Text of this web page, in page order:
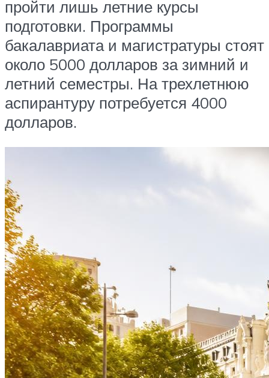
пройти лишь летние курсы
подготовки. Программы
бакалавриата и магистратуры стоят
около 5000 долларов за зимний и
летний семестры. На трехлетнюю
аспирантуру потребуется 4000
долларов.